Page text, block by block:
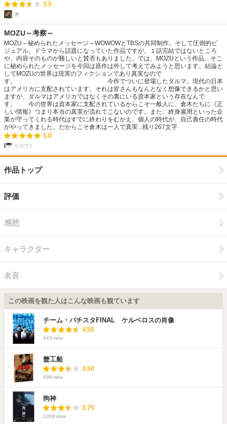
3.5
雅
MOZU～考察～
MOZU～秘められたメッセージ～WOWOWとTBSの共同制作。そして圧倒的ビ
ジュアル。ドラマから話題になっていた作品ですが、１話完結ではないところ
や、内容そのものが難しいと賛否もありました。では、MOZUという作品。そこ
に秘められたメッセージを今回は原作は外して考えてみようと思います。結論と
してMOZUの世界は現実のフィクションであり真実なので
す。 今作でついに登場したダルマ。現代の日本
はアメリカに支配されています。それは皆さんもなんとなく想像できるかと思い
ますが、ダルマはアメリカではなくその裏にいる資本家という存在なんで
す。 今の世界は資本家に支配されているからこそ一般人に、倉木たちに《正
しい情報》つまり本当の真実が流れてこないのです。また、終身雇用といった企
業が守ってくれる時代はすでに終わりをむかえ、個人の時代が、自己責任の時代
がやってきました。だからこそ倉木は一人で真実...残り 267文字
5.0
ヒロフミ
作品トップ
評価
感想
キャラクター
名言
この映画を観た人はこんな映画も観ています
チーム・バチスタFINAL ケルベロスの肖像
4.50
443view
蟹工船
3.50
698view
狗神
3.75
1068view